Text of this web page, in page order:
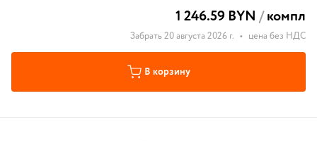
1 246.59 BYN /компл
Забрать 20 августа 2026 г. • цена без НДС
В корзину